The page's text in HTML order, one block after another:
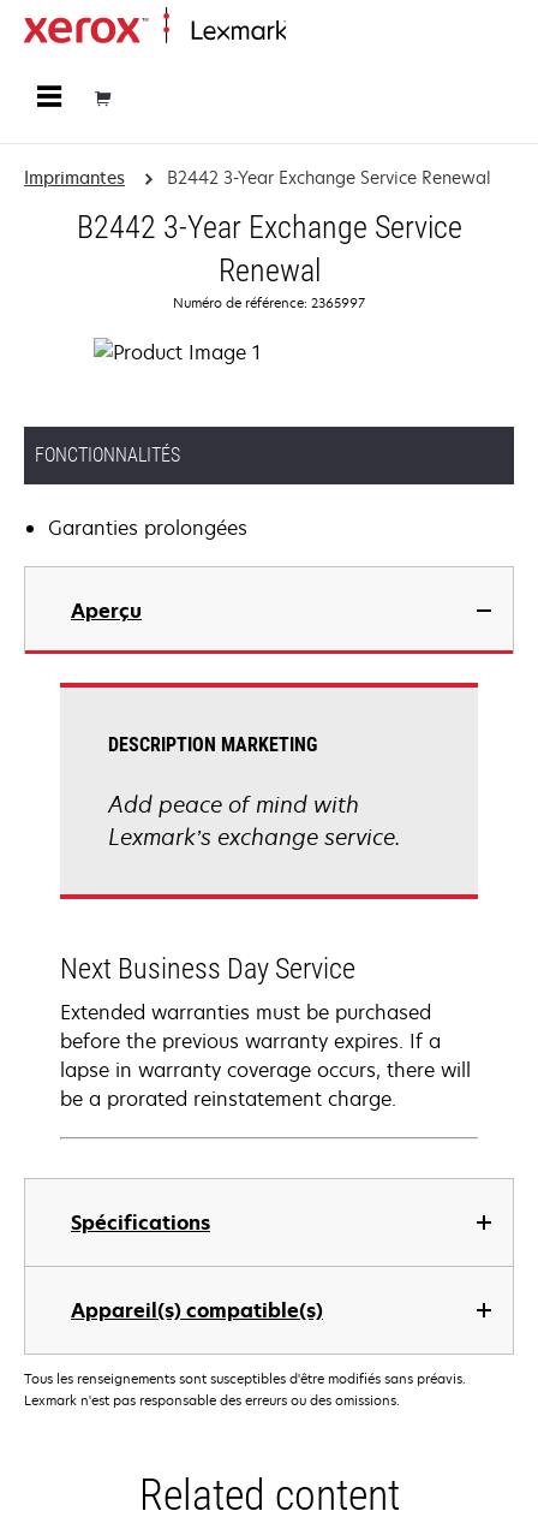
Imprimantes B2442 3-Year Exchange Service Renewal
B2442 3-Year Exchange Service
Renewal
Numéro de référence: 2365997
FONCTIONNALITÉS
Garanties prolongées
Aperçu
Spécifications
Appareil(s) compatible(s)
DESCRIPTION MARKETING
Add peace of mind with
Lexmark’s exchange service.
Next Business Day Service
Extended warranties must be purchased
before the previous warranty expires. If a
lapse in warranty coverage occurs, there will
be a prorated reinstatement charge.
Tous les renseignements sont susceptibles d'être modifiés sans préavis.
Lexmark n'est pas responsable des erreurs ou des omissions.
Related content